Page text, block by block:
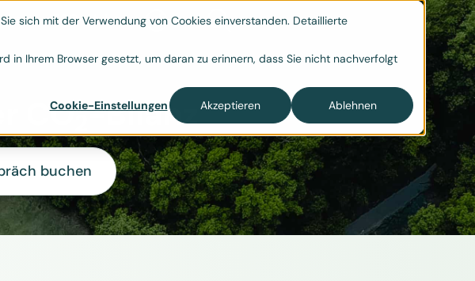
sich mit der Verwendung von Cookies einverstanden. Detaillierte
in Ihrem Browser gesetzt, um daran zu erinnern, dass Sie nicht nachverfolgt
Cookie-Einstellungen Akzeptieren Ablehnen
ESG-Hub 
CO -Bilanz
buchen